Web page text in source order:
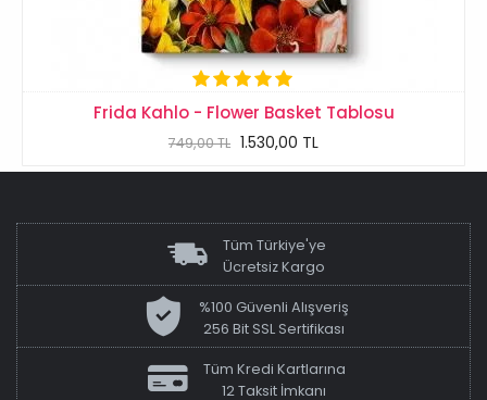
Frida Kahlo - Flower Basket Tablosu
749,00 TL 1.530,00 TL
Tüm Türkiye'ye
Ücretsiz Kargo
%100 Güvenli Alışveriş
256 Bit SSL Sertifikası
Tüm Kredi Kartlarına
12 Taksit İmkanı